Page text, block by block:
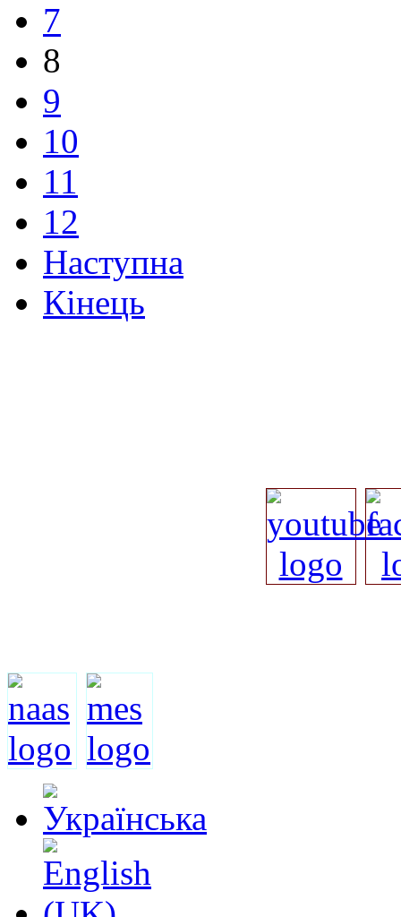
7
8
9
10
11
12
Наступна
Кінець